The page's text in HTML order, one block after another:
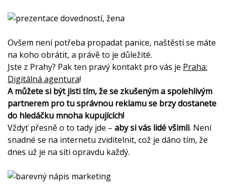
Ovšem není potřeba propadat panice, naštěstí se máte
na koho obrátit, a právě to je důležité.
Jste z Prahy? Pak ten pravý kontakt pro vás je Praha:
Digitálná agentura!
A můžete si být jisti tím, že se zkušeným a spolehlivým
partnerem pro tu správnou reklamu se brzy dostanete
do hledáčku mnoha kupujících!
Vždyť přesně o to tady jde – aby si vás lidé všimli. Není
snadné se na internetu zviditelnit, což je dáno tím, že
dnes už je na síti opravdu každý.